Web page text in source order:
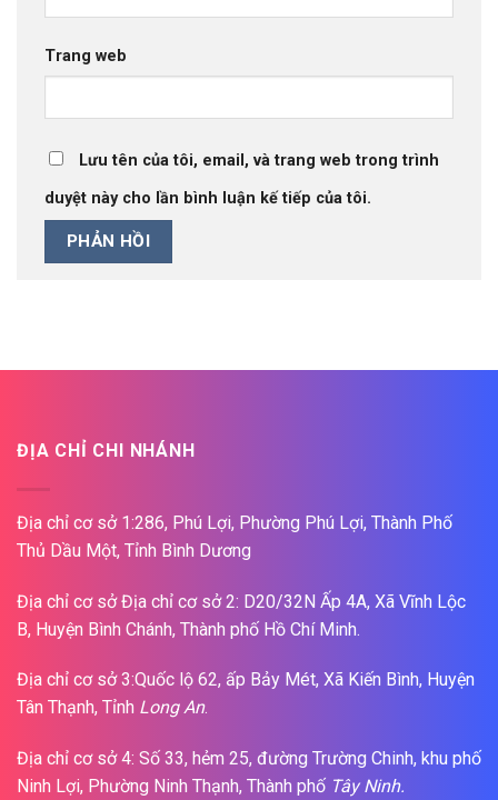
Trang web
Lưu tên của tôi, email, và trang web trong trình
duyệt này cho lần bình luận kế tiếp của tôi.
ĐỊA CHỈ CHI NHÁNH
Địa chỉ cơ sở 1:286, Phú Lợi, Phường Phú Lợi, Thành Phố
Thủ Dầu Một, Tỉnh Bình Dương
Địa chỉ cơ sở Địa chỉ cơ sở 2: D20/32N Ấp 4A, Xã Vĩnh Lộc
B, Huyện Bình Chánh, Thành phố Hồ Chí Minh.
Địa chỉ cơ sở 3:Quốc lộ 62, ấp Bảy Mét, Xã Kiến Bình, Huyện
Tân Thạnh, Tỉnh Long An.
Địa chỉ cơ sở 4: Số 33, hẻm 25, đường Trường Chinh, khu phố
Ninh Lợi, Phường Ninh Thạnh, Thành phố Tây Ninh.